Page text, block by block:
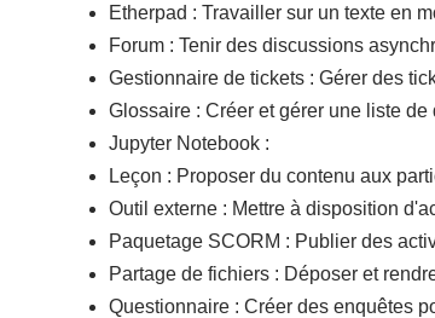
Etherpad : Travailler sur un texte en
Forum : Tenir des discussions
Gestionnaire de tickets : Gérer des
Glossaire : Créer et gérer une liste de
Jupyter Notebook :
Leçon : Proposer du contenu aux
Outil externe : Mettre à disposition
Paquetage SCORM : Publier des
Partage de fichiers : Déposer et
Questionnaire : Créer des enquêtes